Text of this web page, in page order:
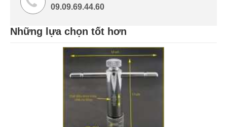
09.09.69.44.60
Những lựa chọn tốt hơn